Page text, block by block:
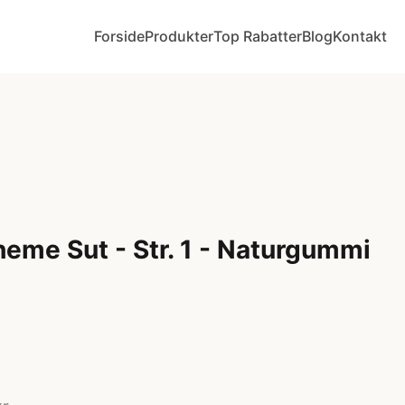
ForsideProdukterTop RabatterBlogKontakt
Sut - Str. 1 - Naturgummi